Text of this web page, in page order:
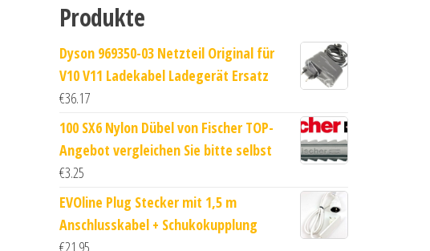
Produkte
Dyson 969350-03 Netzteil Original für
V10 V11 Ladekabel Ladegerät Ersatz
€36.17
100 SX6 Nylon Dübel von Fischer TOP-
Angebot vergleichen Sie bitte selbst
€3.25
EVOline Plug Stecker mit 1,5 m
Anschlusskabel + Schukokupplung
€21.95